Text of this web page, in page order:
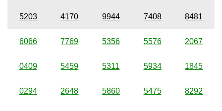
5203 4170 9944 7408 8481
6066 7769 5356 5576 2067
0409 5459 5311 5934 1845
0294 2648 5860 5475 8292